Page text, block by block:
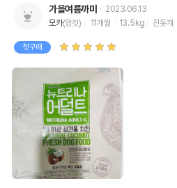
상품 필수 정보
품명 및 모델명
법에 의한 인증,허가 등을
받았음을 확인할수 있는
경우 그에 대한 사항
제조국 또는 원산지
가을여름까미
2023.06.13
모카(암컷) 11개월 13.5kg 진돗개
첫구매